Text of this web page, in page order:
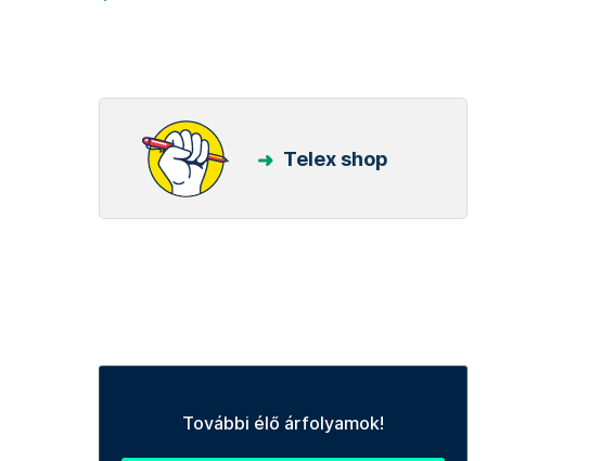
Telex shop
További élő árfolyamok!